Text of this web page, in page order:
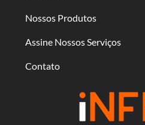
Nossos Produtos
Assine Nossos Serviços
Contato